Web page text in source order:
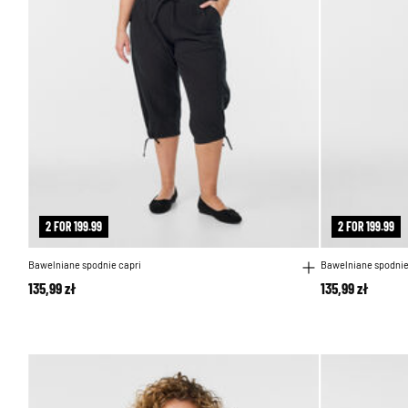
2 FOR 199.99
Bawelniane spodnie capri
135,99 zł
2 FOR 199.99
Bawelniane
135,99 zł